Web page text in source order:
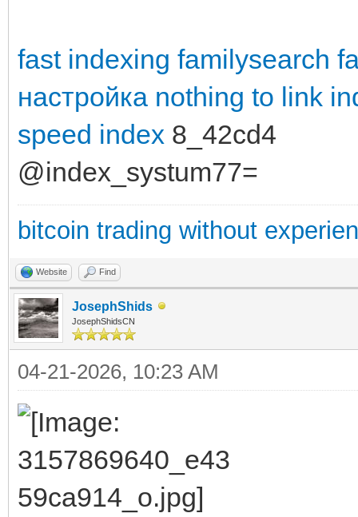
fast indexing familysearch
настройка nothing to link
speed index 8_42cd4
@index_systum77=
bitcoin trading without
Website Find
JosephShids
JosephShidsCN
04-21-2026, 10:23 AM